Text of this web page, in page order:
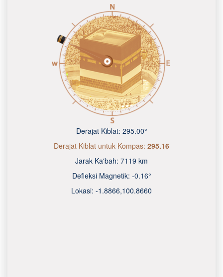
Derajat Kiblat: 295.00°
Derajat Kiblat untuk Kompas: 295.16
Jarak Ka'bah: 7119 km
Defleksi Magnetik: -0.16°
Lokasi: -1.8866,100.8660